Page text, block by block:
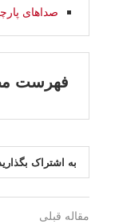
صداهای
فهرست
به اشتراک
مقاله قبلی